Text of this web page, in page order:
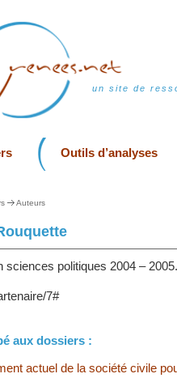
un site de
Outils d’analyses
Auteurs
sciences politiques 2004 – 2005.
7#
aux dossiers :
actuel de la société civile